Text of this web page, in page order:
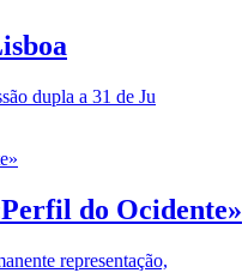
dupla a 31 de Ju
do Ocidente»
representação,